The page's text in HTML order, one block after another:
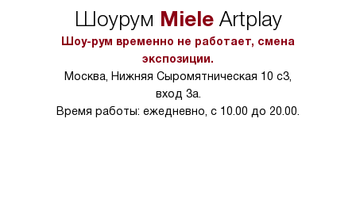
Шоурум MieleArtplay
Шоу-рум временно не работает, смена
экспозиции.
Москва, Нижняя Сыромятническая 10 с3,
вход 3а.
Время работы: ежедневно, с 10.00 до 20.00.